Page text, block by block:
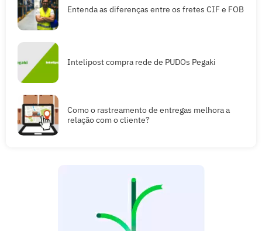
Entenda as diferenças entre os fretes CIF e FOB
Intelipost compra rede de PUDOs Pegaki
Como o rastreamento de entregas melhora a
relação com o cliente?